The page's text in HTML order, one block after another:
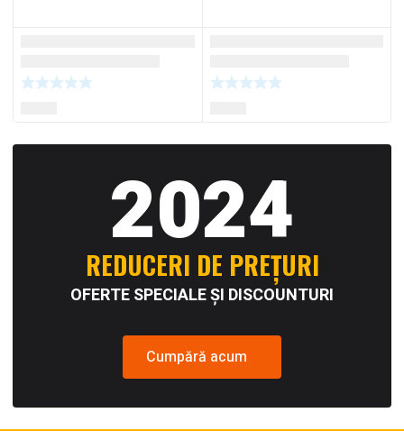
2024
REDUCERI DE PREȚURI
OFERTE SPECIALE ȘI DISCOUNTURI
Cumpără acum